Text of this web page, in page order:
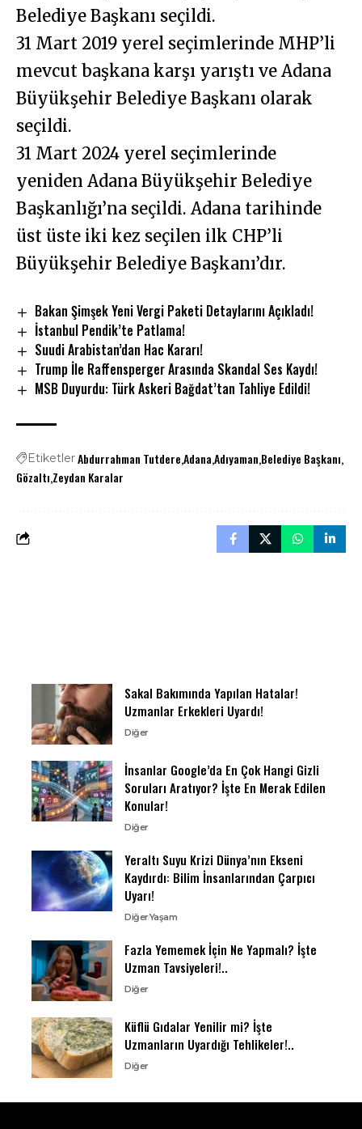
Belediye Başkanı seçildi.
31 Mart 2019 yerel seçimlerinde MHP’li
mevcut başkana karşı yarıştı ve Adana
Büyükşehir Belediye Başkanı olarak
seçildi.
31 Mart 2024 yerel seçimlerinde
yeniden Adana Büyükşehir Belediye
Başkanlığı’na seçildi. Adana tarihinde
üst üste iki kez seçilen ilk CHP’li
Büyükşehir Belediye Başkanı’dır.
Bakan Şimşek Yeni Vergi Paketi Detaylarını Açıkladı!
İstanbul Pendik’te Patlama!
Suudi Arabistan’dan Hac Kararı!
Trump İle Raffensperger Arasında Skandal Ses Kaydı!
MSB Duyurdu: Türk Askeri Bağdat’tan Tahliye Edildi!
EtiketlerAbdurrahman TutdereAdanaAdıyaman Belediye Başkanı
Gözaltı Zeydan Karalar
Sakal Bakımında Yapılan Hatalar!
Uzmanlar Erkekleri Uyardı!
Diğer
İnsanlar Google’da En Çok Hangi Gizli
Soruları Aratıyor? İşte En Merak Edilen
Konular!
Diğer
Yeraltı Suyu Krizi Dünya’nın Ekseni
Kaydırdı: Bilim İnsanlarından Çarpıcı
Uyarı!
DiğerYaşam
Fazla Yememek İçin Ne Yapmalı? İşte
Uzman Tavsiyeleri!..
Diğer
Küflü Gıdalar Yenilir mi? İşte
Uzmanların Uyardığı Tehlikeler!..
Diğer